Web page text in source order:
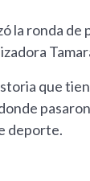
la ronda de
que
deporte.